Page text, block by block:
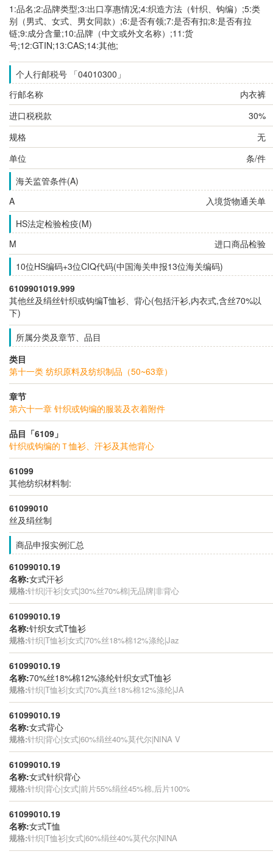
1:品名;2:品牌类型;3:出口享惠情况;4:织造方法（针织、钩编）;5:类
别（男式、女式、男女同款）;6:是否有领;7:是否有扣;8:是否有拉
链;9:成分含量;10:品牌（中文或外文名称）;11:货
号;12:GTIN;13:CAS;14:其他;
个人行邮税号 「04010300」
行邮名称
内衣裤
进口税税款
30%
规格
无
单位
条/件
海关监管条件(A)
A
入境货物通关单
HS法定检验检疫(M)
M
进口商品检验
10位HS编码+3位CIQ代码(中国海关申报13位海关编码)
6109901019.999
其他丝及绢丝针织或钩编T恤衫、背心(包括汗衫,内衣式,含丝70%以
下)
所属分类及章节、品目
类目
第十一类 纺织原料及纺织制品（50~63章）
章节
第六十一章 针织或钩编的服装及衣着附件
品目「6109」
针织或钩编的Ｔ恤衫、汗衫及其他背心
61099
其他纺织材料制:
61099010
丝及绢丝制
商品申报实例汇总
61099010.19
名称:女式汗衫
规格:针织|汗衫|女式|30%丝70%棉|无品牌|非背心
61099010.19
名称:针织女式T恤衫
规格:针织|T恤衫|女式|70%丝18%棉12%涤纶|Jaz
61099010.19
名称:70%丝18%棉12%涤纶针织女式T恤衫
规格:针织|T恤衫|女式|70%真丝18%棉12%涤纶|JA
61099010.19
名称:女式背心
规格:针织|背心|女式|60%绢丝40%莫代尔|NINA V
61099010.19
名称:女式针织背心
规格:针织|背心|女式|前片55%绢丝45%棉,后片100%
61099010.19
名称:女式T恤
规格:针织|T恤衫|女式|60%绢丝40%莫代尔|NINA